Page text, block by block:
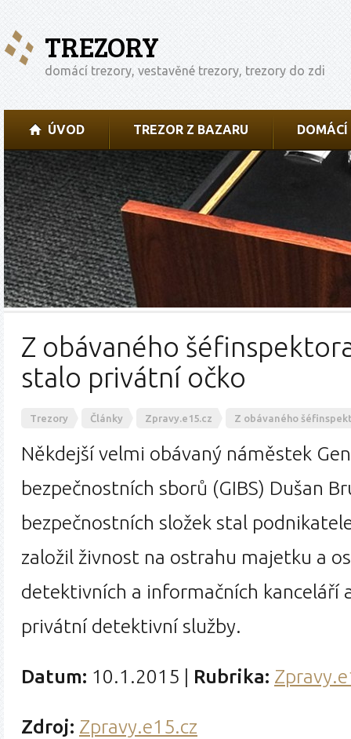
TREZORY
domácí trezory, vestavěné trezory, trezory do zdi
ÚVOD TREZOR Z BAZARU DOMÁCÍ
Z obávaného
stalo privátní očko
Trezory Články Zpravy.e15.cz Z obávaného
Někdejší velmi obávaný náměstek
bezpečnostních sborů (GIBS) Dušan
bezpečnostních složek stal
založil živnost na ostrahu majetku a
detektivních a informačních kanceláří
privátní detektivní služby.
Datum: 10.1.2015 Rubrika:
Zdroj: Zpravy.e15.cz